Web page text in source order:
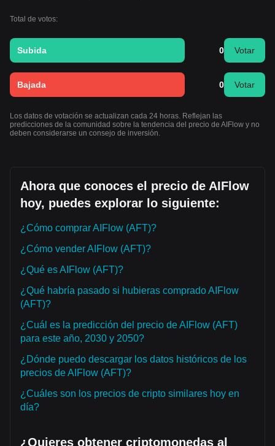
Total de votos:
Subida 0 Votar
Bajada 0 Votar
Los datos de votación se actualizan cada 24 horas. Reflejan las
predicciones de la comunidad sobre la tendencia del precio de AIFlow y no
deben considerarse un consejo de inversión.
Ahora que conoces el precio de AIFlow
hoy, puedes explorar lo siguiente:
¿Cómo comprar AIFlow (AFT)?
¿Cómo vender AIFlow (AFT)?
¿Qué es AIFlow (AFT)?
¿Qué habría pasado si hubieras comprado AIFlow
(AFT)?
¿Cuál es la predicción del precio de AIFlow (AFT)
para este año, 2030 y 2050?
¿Dónde puedo descargar los datos históricos de los
precios de AIFlow (AFT)?
¿Cuáles son los precios de cripto similares hoy en
día?
¿Quieres obtener criptomonedas al